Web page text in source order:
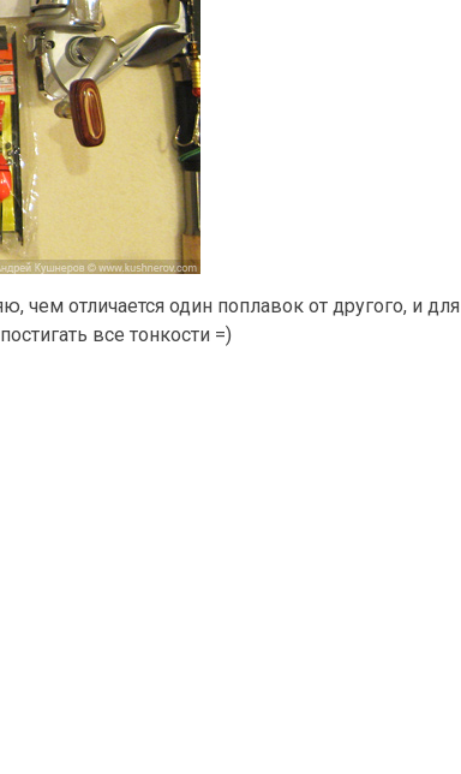
чем отличается один поплавок от другого, и для
все тонкости =)